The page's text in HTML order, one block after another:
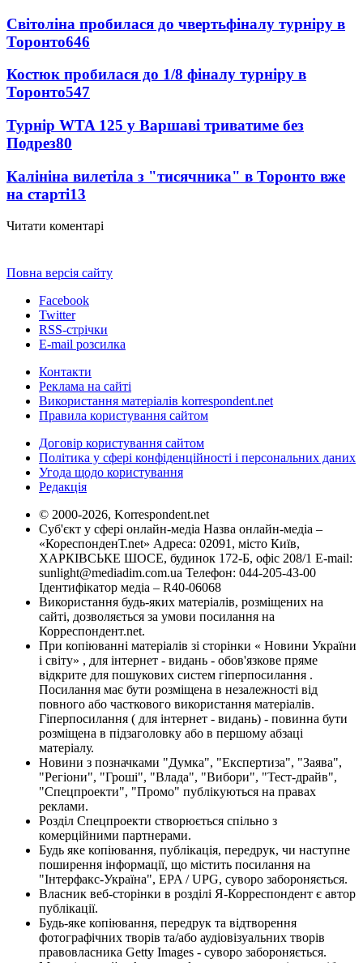
Світоліна пробилася до чвертьфіналу турніру в
Торонто646
Костюк пробилася до 1/8 фіналу турніру в
Торонто547
Турнір WTA 125 у Варшаві триватиме без
Подрез80
Калініна вилетіла з "тисячника" в Торонто вже
на старті13
Читати коментарі
Повна версія сайту
Facebook
Twitter
RSS-стрічки
E-mail розсилка
Контакти
Реклама на сайті
Використання матеріалів korrespondent.net
Правила користування сайтом
Договір користування сайтом
Політика у сфері конфіденційності і персональних даних
Угода щодо користування
Редакція
© 2000-2026, Korrespondent.net
Суб'єкт у сфері онлайн-медіа Назва онлайн-медіа –
«КореспонденТ.net» Адреса: 02091, місто Київ,
ХАРКІВСЬКЕ ШОСЕ, будинок 172-Б, офіс 208/1 E-mail:
sunlight@mediadim.com.ua Телефон: 044-205-43-00
Ідентифікатор медіа – R40-06068
Використання будь-яких матеріалів, розміщених на
сайті, дозволяється за умови посилання на
Корреспондент.net.
При копіюванні матеріалів зі сторінки « Новини України
і світу» , для інтернет - видань - обов'язкове пряме
відкрите для пошукових систем гіперпосилання .
Посилання має бути розміщена в незалежності від
повного або часткового використання матеріалів.
Гіперпосилання ( для інтернет - видань) - повинна бути
розміщена в підзаголовку або в першому абзаці
матеріалу.
Новини з позначками "Думка", "Експертиза", "Заява",
"Регіони", "Гроші", "Влада", "Вибори", "Тест-драйв",
"Спецпроекти", "Промо" публікуються на правах
реклами.
Розділ Спецпроекти створюється спільно з
комерційними партнерами.
Будь яке копіювання, публікація, передрук, чи наступне
поширення інформації, що містить посилання на
"Інтерфакс-Україна", EPA / UPG, суворо забороняється.
Власник веб-сторінки в розділі Я-Корреспондент є автор
публікації.
Будь-яке копіювання, передрук та відтворення
фотографічних творів та/або аудіовізуальних творів
правовласника Getty Images - суворо забороняється.